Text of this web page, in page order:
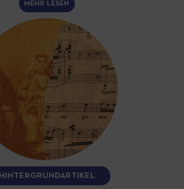
MEHR LESEN
HINTERGRUNDARTIKEL